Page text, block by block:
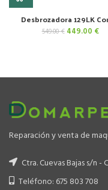
Desbrozadora 129LK
549.00€ El
449.00 €El
Reparación y venta de
Ctra. Cuevas Bajas s/n -
Teléfono: 675 803 708